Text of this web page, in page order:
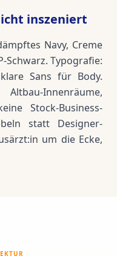
inszeniert
Navy, Creme
Schwarz. Typografie:
Sans für Body.
Innenräume,
Stock-Business-
statt Designer-
um die Ecke,